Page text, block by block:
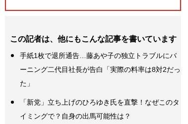
この記者は、他にもこんな記事を書いています
手紙1枚で退所通告…藤あや子の独立トラブルにバ
ーニング二代目社長が告白「実際の料率は8対2だっ
た」
「新党」立ち上げのひろゆき氏を直撃！なぜこのタ
イミングで？自身の出馬可能性は？